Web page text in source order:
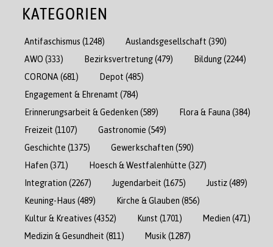
KATEGORIEN
Antifaschismus (1248) Auslandsgesellschaft (390)
AWO (333) Bezirksvertretung(479) Bildung(2244)
CORONA (681) Depot (485)
Engagement & Ehrenamt (784)
Erinnerungsarbeit & Gedenken (589) Flora & Fauna (384)
Freizeit (1107) Gastronomie (549)
Geschichte (1375) Gewerkschaften (590)
Hafen (371) Hoesch & Westfalenhütte (327)
Integration (2267) Jugendarbeit (1675) Justiz(489)
Keuning-Haus (489) Kirche & Glauben (856)
Kultur & Kreatives (4352) Kunst (1701) Medien (471)
Medizin & Gesundheit (811) Musik (1287)